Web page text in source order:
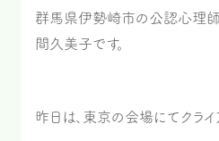
群馬県伊勢崎市の公認心理師
間久美子です。
昨日は、東京の会場にてクラ